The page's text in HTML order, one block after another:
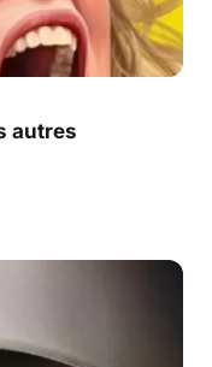
autres